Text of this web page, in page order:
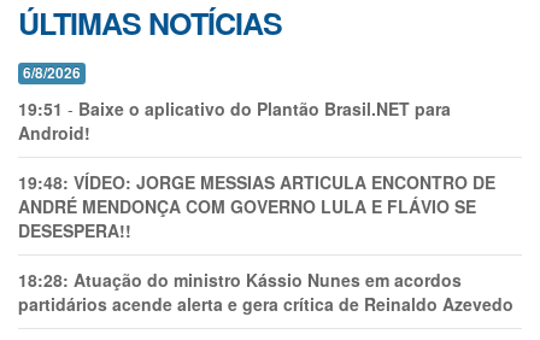
ÚLTIMAS NOTÍCIAS
6/8/2026
19:51 - Baixe o aplicativo do Plantão Brasil.NET para
Android!
19:48: VÍDEO: JORGE MESSIAS ARTICULA ENCONTRO DE
ANDRÉ MENDONÇA COM GOVERNO LULA E FLÁVIO SE
DESESPERA!!
18:28: Atuação do ministro Kássio Nunes em acordos
partidários acende alerta e gera crítica de Reinaldo Azevedo